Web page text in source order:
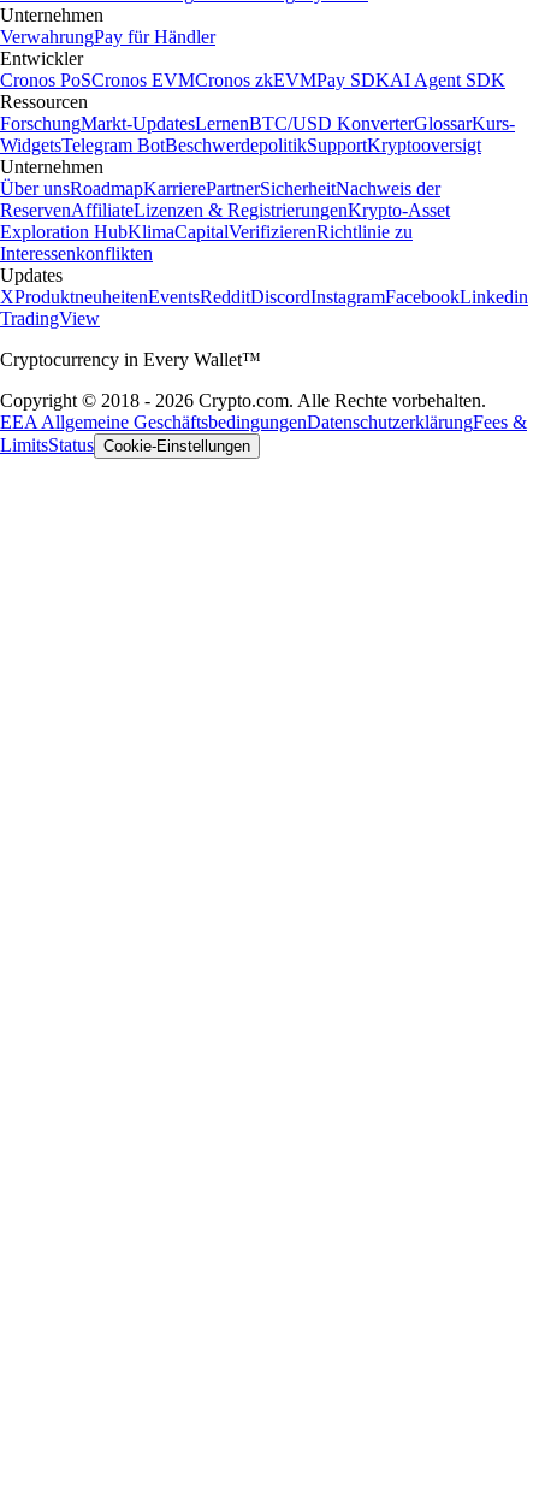
Unternehmen
VerwahrungPay für Händler
Entwickler
Cronos PoSCronos EVMCronos zkEVMPay SDKAI Agent SDK
Ressourcen
ForschungMarkt-UpdatesLernenBTC/USD KonverterGlossarKurs-
WidgetsTelegram BotBeschwerdepolitikSupportKryptooversigt
Unternehmen
Über unsRoadmapKarrierePartnerSicherheitNachweis der
ReservenAffiliateLizenzen & RegistrierungenKrypto-Asset
Exploration HubKlimaCapitalVerifizierenRichtlinie zu
Interessenkonflikten
Updates
XProduktneuheitenEventsRedditDiscordInstagramFacebookLinkedin
TradingView
Cryptocurrency in Every Wallet™
Copyright © 2018 - 2026 Crypto.com. Alle Rechte vorbehalten.
EEA Allgemeine GeschäftsbedingungenDatenschutzerklärungFees &
LimitsStatus Cookie-Einstellungen